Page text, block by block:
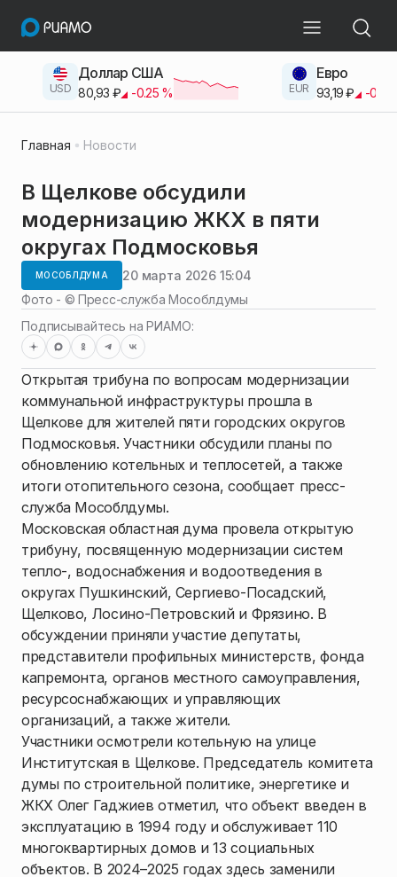
USD
Доллар США
80,93 ₽ -0.25% EUR
Евро
93,19 ₽ -0.42
Главная Новости
В Щелкове обсудили
модернизацию ЖКХ в пяти
округах Подмосковья
МОСОБЛДУМА
20 марта 2026 15:04
Фото - ©Пресс-служба Мособлдумы
Подписывайтесь на РИАМО:
Открытая трибуна по вопросам модернизации
коммунальной инфраструктуры прошла в
Щелкове для жителей пяти городских округов
Подмосковья. Участники обсудили планы по
обновлению котельных и теплосетей, а также
итоги отопительного сезона, сообщает пресс-
служба Мособлдумы.
Московская областная дума провела открытую
трибуну, посвященную модернизации систем
тепло-, водоснабжения и водоотведения в
округах Пушкинский, Сергиево-Посадский,
Щелково, Лосино-Петровский и Фрязино. В
обсуждении приняли участие депутаты,
представители профильных министерств, фонда
капремонта, органов местного самоуправления,
ресурсоснабжающих и управляющих
организаций, а также жители.
Участники осмотрели котельную на улице
Институтская в Щелкове. Председатель комитета
думы по строительной политике, энергетике и
ЖКХ Олег Гаджиев отметил, что объект введен в
эксплуатацию в 1994 году и обслуживает 110
многоквартирных домов и 13 социальных
объектов. В 2024–2025 годах здесь заменили